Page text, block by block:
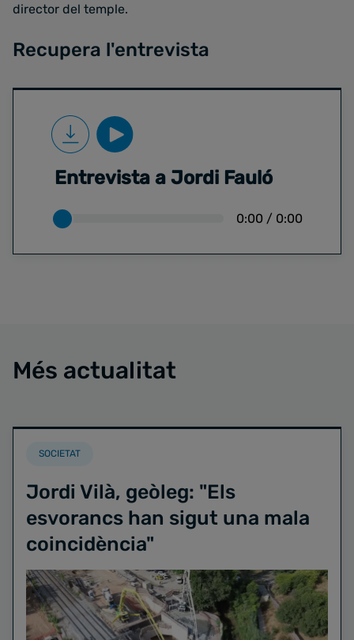
director del temple.
Recupera l'entrevista
Entrevista a Jordi Fauló
0:00 / 0:00
Més actualitat
SOCIETAT
Jordi Vilà, geòleg: "Els
esvorancs han sigut una mala
coincidència"